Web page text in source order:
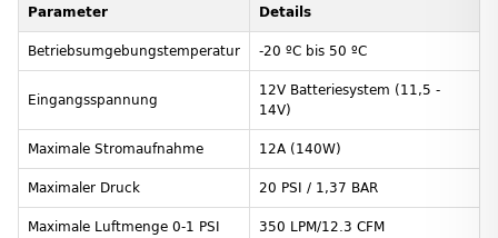
Parameter Details
Betriebsumgebungstemperatur -20 ºC bis 50 ºC
Eingangsspannung
12V Batteriesystem (11,5 -
14V)
Maximale Stromaufnahme 12A (140W)
Maximaler Druck 20 PSI / 1,37 BAR
Maximale Luftmenge 0-1 PSI 350 LPM/12.3 CFM